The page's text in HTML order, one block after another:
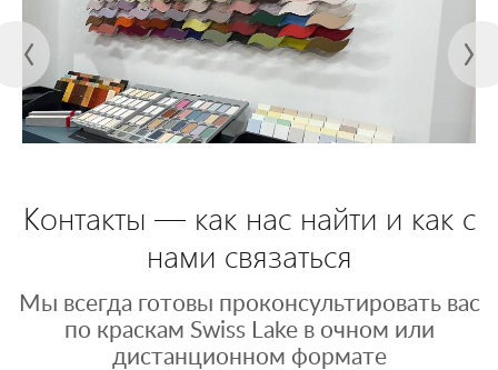
Контакты — как нас найти и как с
нами связаться
Мы всегда готовы проконсультировать вас
по краскам Swiss Lake в очном или
дистанционном формате